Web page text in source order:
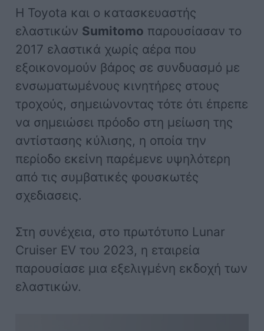
Η Toyota και ο κατασκευαστής
ελαστικών Sumitomo παρουσίασαν το
2017 ελαστικά χωρίς αέρα που
εξοικονομούν βάρος σε συνδυασμό με
ενσωματωμένους κινητήρες στους
τροχούς, σημειώνοντας τότε ότι έπρεπε
να σημειώσει πρόοδο στη μείωση της
αντίστασης κύλισης, η οποία την
περίοδο εκείνη παρέμενε υψηλότερη
από τις συμβατικές φουσκωτές
σχεδιασεις.
Στη συνέχεια, στο πρωτότυπο Lunar
Cruiser EV του 2023, η εταιρεία
παρουσίασε μια εξελιγμένη εκδοχή των
ελαστικών.